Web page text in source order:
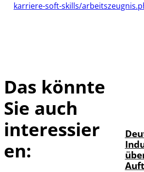
karriere-soft-skills/
Das könnte
Sie auch
interessier
en: